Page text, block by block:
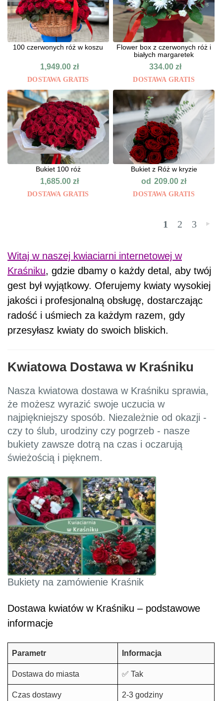
100 czerwonych róż w koszu
1,949.00zł
DOSTAWA GRATIS
Flower box z czerwonych róż i
białych margaretek
334.00zł
DOSTAWA GRATIS
Bukiet 100 róż
1,685.00zł
DOSTAWA GRATIS
Bukiet z Róż w kryzie
od 209.00zł
DOSTAWA GRATIS
1 2 3 »
Witaj w naszej kwiaciarni internetowej w
Kraśniku, gdzie dbamy o każdy detal, aby twój
gest był wyjątkowy. Oferujemy kwiaty wysokiej
jakości i profesjonalną obsługę, dostarczając
radość i uśmiech za każdym razem, gdy
przesyłasz kwiaty do swoich bliskich.
Kwiatowa Dostawa w Kraśniku
Nasza kwiatowa dostawa w Kraśniku sprawia,
że możesz wyrazić swoje uczucia w
najpiękniejszy sposób. Niezależnie od okazji -
czy to ślub, urodziny czy pogrzeb - nasze
bukiety zawsze dotrą na czas i oczarują
świeżością i pięknem.
Bukiety na zamówienie Kraśnik
Dostawa kwiatów w Kraśniku – podstawowe
informacje
Parametr Informacja
Dostawa do miasta ✅ Tak
Czas dostawy 2-3 godziny